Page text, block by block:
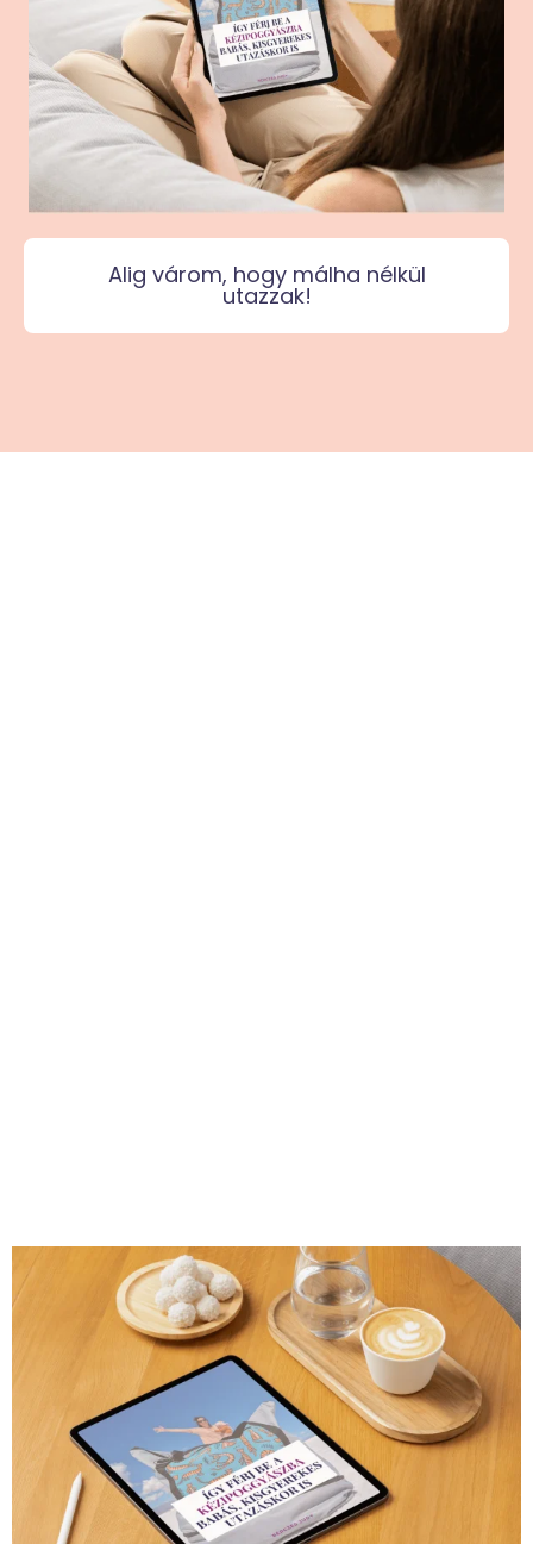
Alig várom, hogy málha nélkül
utazzak!